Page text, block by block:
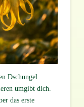
Dschungel
umgibt dich.
das erste